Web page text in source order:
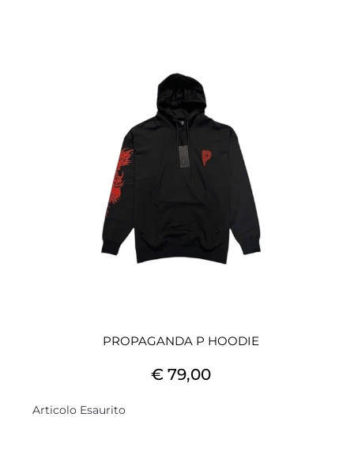
PROPAGANDA P HOODIE
€ 79,00
Articolo Esaurito